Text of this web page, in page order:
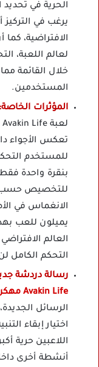
الحرية في تحديد
يرغب في التركيز
الافتراضية،
لعالم اللعبة،
خلال القائمة
المستخدمين.
المؤثرات الخاصة:
تعكس الأجواء
للمستخدم
بنقرة واحدة
للتخصيص حسب
الانغماس في
يميلون للعب
العالم
التحكم الكامل
رسالة دردشة
Avakin Life مهكرة
الرسائل
اختيار إبقاء
اللاعبين حرية
أنشطة أخرى